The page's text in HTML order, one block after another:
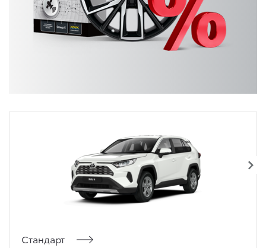
Стандарт